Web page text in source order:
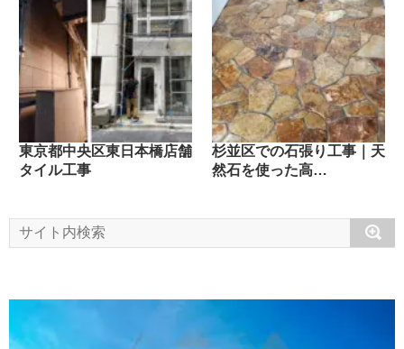
東京都中央区東日本橋店舗
タイル工事
杉並区での石張り工事｜天
然石を使った高…